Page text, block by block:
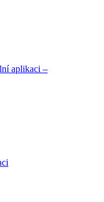
aplikaci –